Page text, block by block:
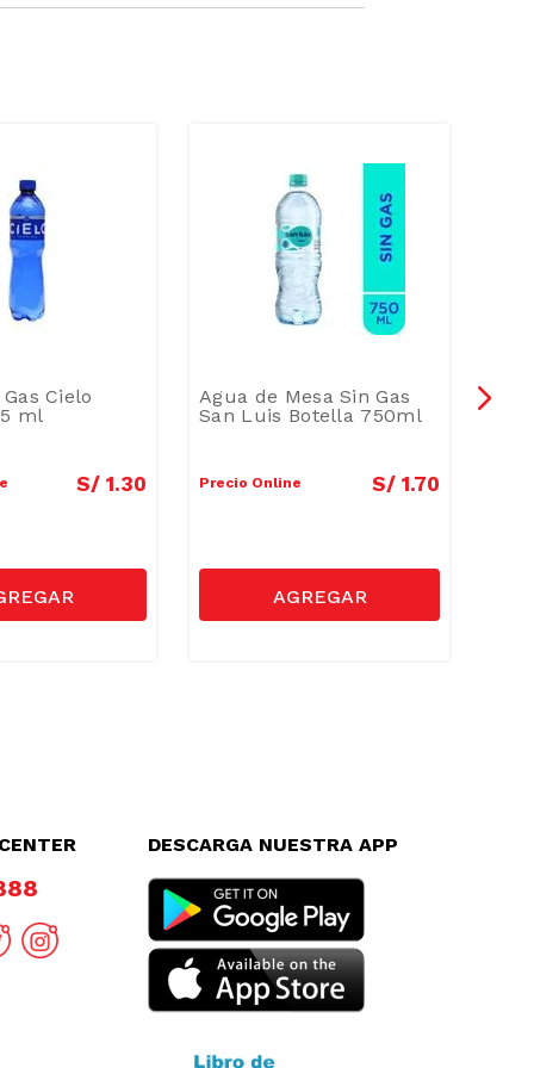
Cielo
ml
S/ 1.30
Agua de Mesa Sin Gas
San Luis Botella 750ml
Precio Online S/ 1.70
DESCARGA NUESTRA APP